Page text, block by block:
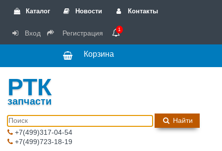
Каталог Новости Контакты
Вход Регистрация 1
Корзина
РТК
запчасти
Найти
+7(499)317-04-54
+7(499)723-18-19